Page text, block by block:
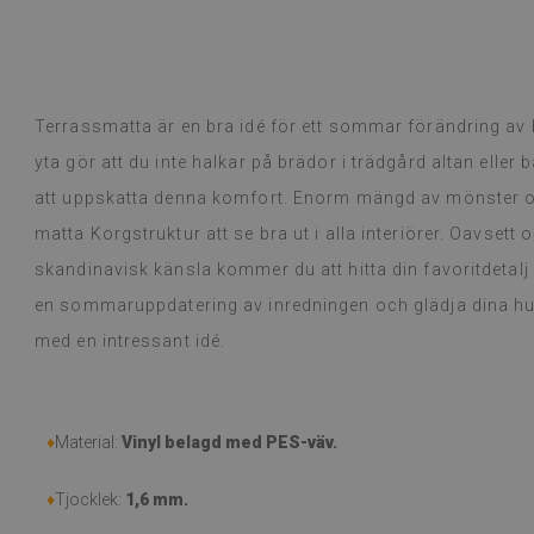
Terrassmatta är en bra idé för ett sommar förändring
yta gör att du inte halkar på brädor i trädgård altan eller
att uppskatta denna komfort. Enorm mängd av mönster
matta Korgstruktur att se bra ut i alla interiörer. Oavsett
skandinavisk känsla kommer du att hitta din
en sommaruppdatering av inredningen och glädja dina
med en intressant idé.
♦Material: Vinyl belagd med PES-väv.
♦Tjocklek: 1,6 mm.
dra av och
är väldigt nöjd
så tunn
använt dem i
matlagning på
inte märkt
torka av med